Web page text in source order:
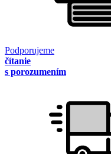
Podporujeme
čítanie
s porozumením